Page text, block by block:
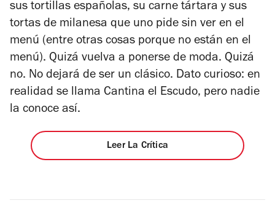
sus tortillas españolas, su carne tártara y sus
tortas de milanesa que uno pide sin ver en el
menú (entre otras cosas porque no están en el
menú). Quizá vuelva a ponerse de moda. Quizá
no. No dejará de ser un clásico. Dato curioso: en
realidad se llama Cantina el Escudo, pero nadie
la conoce así.
Leer La Crítica